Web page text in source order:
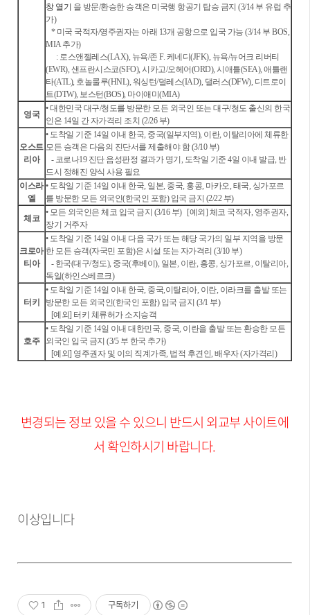
창 열기 을 방문/환승한 승객은 미국행 항공기 탑승 금지 (3/14 부 유럽 추
가)
* 미국 국적자/영주권자는 아래 13개 공항으로 입국 가능 (3/14 부 BOS,
MIA 추가)
: 로스앤젤레스(LAX), 뉴욕/존 F. 케네디(JFK), 뉴욕/뉴어크 리버티
(EWR), 샌프란시스코(SFO), 시카고/오헤어(ORD), 시애틀(SEA), 애틀랜
타(ATL), 호놀룰루(HNL), 워싱턴/덜레스(IAD), 댈러스(DFW), 디트로이
트(DTW), 보스턴(BOS), 마이애미(MIA)
영국
• 대한민국 대구/청도를 방문한 모든 외국인 또는 대구/청도 출신의 한국
인은 14일 간 자가격리 조치 (2/26 부)
오스트
리아
• 도착일 기준 14일 이내 한국, 중국(일부지역), 이란, 이탈리아에 체류한
모든 승객은 다음의 진단서를 제출해야 함 (3/10 부)
- 코로나19 진단 음성판정 결과가 명기, 도착일 기준 4일 이내 발급, 반
드시 정해진 양식 사용 필요
이스라
엘
• 도착일 기준 14일 이내 한국, 일본, 중국, 홍콩, 마카오, 태국, 싱가포르
를 방문한 모든 외국인(한국인 포함) 입국 금지 (2/22 부)
체코
• 모든 외국인은 체코 입국 금지 (3/16 부)
[예외] 체코 국적자, 영주권자,
장기 거주자
크로아
티아
• 도착일 기준 14일 이내 다음 국가 또는 해당 국가의 일부 지역을 방문
한 모든 승객(자국민 포함)은 시설 또는 자가격리 (3/10 부)
- 한국(대구/청도), 중국(후베이), 일본, 이란, 홍콩, 싱가포르, 이탈리아,
독일(하인스베르크)
터키
• 도착일 기준 14일 이내 한국, 중국,이탈리아, 이란, 이라크를 출발 또는
방문한 모든 외국인(한국인 포함) 입국 금지 (3/1 부)
[예외] 터키 체류허가 소지승객
호주
• 도착일 기준 14일 이내 대한민국, 중국, 이란을 출발 또는 환승한 모든
외국인 입국 금지 (3/5 부 한국 추가)
[예외] 영주권자 및 이의 직계가족, 법적 후견인, 배우자 (자가격리)
변경되는정보 있을 수 있으니 반드시 외교부 사이트에
서 확인하시기 바랍니다.
이상입니다
1 구독하기